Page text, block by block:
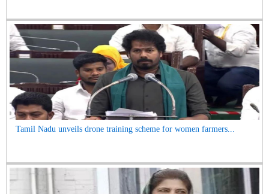
Tamil Nadu unveils drone training scheme for women farmers...